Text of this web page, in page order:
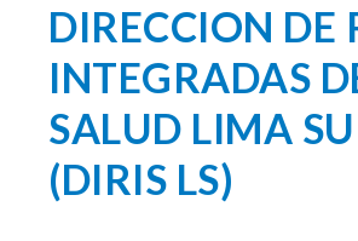
DIRECCION DE
INTEGRADAS
SALUD LIMA
(DIRIS LS)